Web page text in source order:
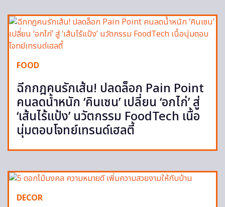
FOOD
ฉีกกฎคนรักเส้น! ปลดล็อก Pain Point
คนลดน้ำหนัก ‘คินเซน’ เปลี่ยน ‘อกไก่’ สู่
‘เส้นไร้แป้ง’ นวัตกรรม FoodTech เนื้อ
นุ่มตอบโจทย์เทรนด์เฮลตี้
DECOR